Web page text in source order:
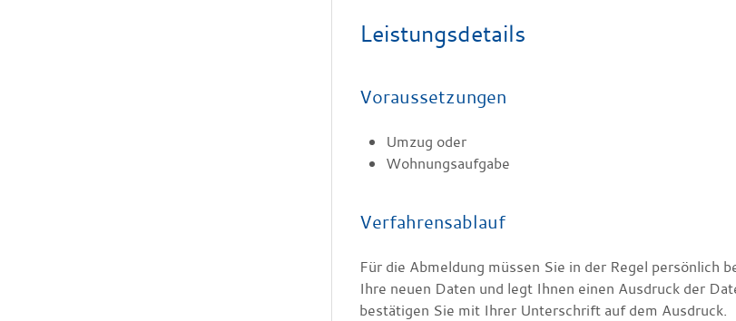
Leistungsdetails
Voraussetzungen
Umzug oder
Wohnungsaufgabe
Verfahrensablauf
Für die Abmeldung müssen Sie in der Regel persönlich
Ihre neuen Daten und legt Ihnen einen Ausdruck der
bestätigen Sie mit Ihrer Unterschrift auf dem Ausdruck.